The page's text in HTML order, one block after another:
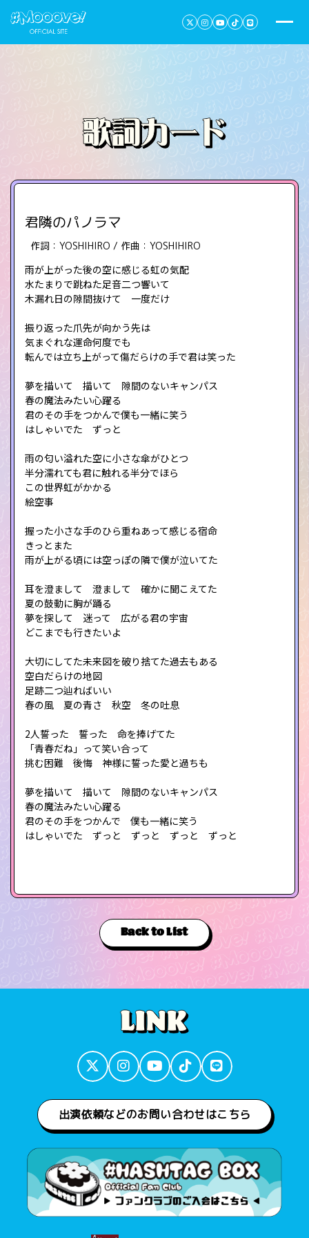
君隣のパノラマ
作詞：YOSHIHIRO / 作曲：YOSHIHIRO
雨が上がった後の空に感じる虹の気配
水たまりで跳ねた足音二つ響いて
木漏れ日の隙間抜けて 一度だけ
振り返った爪先が向かう先は
気まぐれな運命何度でも
転んでは立ち上がって傷だらけの手で君は笑った
夢を描いて 描いて 隙間のないキャンパス
春の魔法みたい心躍る
君のその手をつかんで僕も一緒に笑う
はしゃいでた ずっと
雨の匂い溢れた空に小さな傘がひとつ
半分濡れても君に触れる半分でほら
この世界虹がかかる
絵空事
握った小さな手のひら重ねあって感じる宿命
きっとまた
雨が上がる頃には空っぽの隣で僕が泣いてた
耳を澄まして 澄まして 確かに聞こえてた
夏の鼓動に胸が踊る
夢を探して 迷って 広がる君の宇宙
どこまでも行きたいよ
大切にしてた未来図を破り捨てた過去もある
空白だらけの地図
足跡二つ辿ればいい
春の風 夏の青さ 秋空 冬の吐息
2人誓った 誓った 命を捧げてた
「青春だね」って笑い合って
挑む困難 後悔 神様に誓った愛と過ちも
夢を描いて 描いて 隙間のないキャンパス
春の魔法みたい心躍る
君のその手をつかんで 僕も一緒に笑う
はしゃいでた ずっと ずっと ずっと ずっと
Back to List
出演依頼などのお問い合わせはこちら